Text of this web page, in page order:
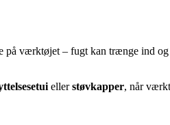
værktøjet – fugt kan trænge ind
ellerstøvkapper, når